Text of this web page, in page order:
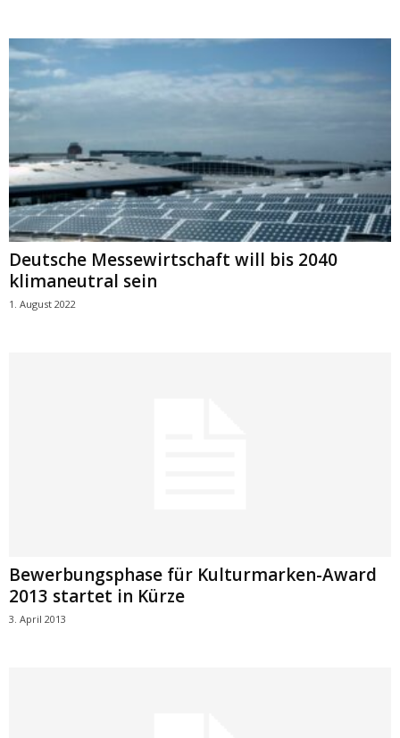
Deutsche Messewirtschaft will bis 2040
klimaneutral sein
1. August 2022
Bewerbungsphase für Kulturmarken-Award
2013 startet in Kürze
3. April 2013